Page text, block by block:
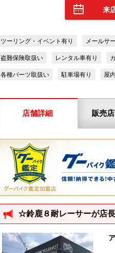
来
ツーリング・イベント有り メールサ
盗難保険取扱い レンタル車有り
各種パーツ取扱い 駐車場有り 屋
店舗詳細 販売
☆鈴鹿８耐レーサーが店